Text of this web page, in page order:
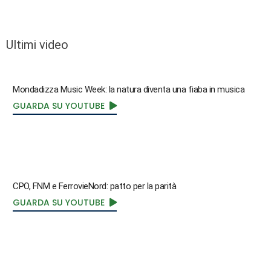
Ultimi video
Mondadizza Music Week: la natura diventa una fiaba in musica
GUARDA SU YOUTUBE
CPO, FNM e FerrovieNord: patto per la parità
GUARDA SU YOUTUBE